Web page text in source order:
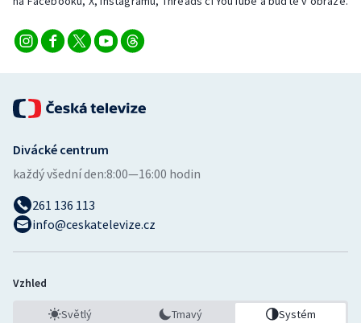
Divácké centrum
každý všední den:8:00—16:00 hodin
261 136 113
info@ceskatelevize.cz
Vzhled
Světlý Tmavý Systém